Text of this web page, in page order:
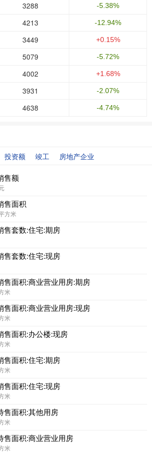
3288 -5.38%
4213 -12.94%
3449 +0.15%
5079 -5.72%
4002 +1.68%
3931 -2.07%
4638 -4.74%
投资额 竣工 房地产企业
售额
售面积
方米
售套数:住宅:期房
售套数:住宅:现房
售面积:商业营业用房:期房
米
售面积:商业营业用房:现房
米
售面积:办公楼:现房
米
售面积:住宅:期房
米
售面积:住宅:现房
米
售面积:其他用房
米
售面积:商业营业用房
米